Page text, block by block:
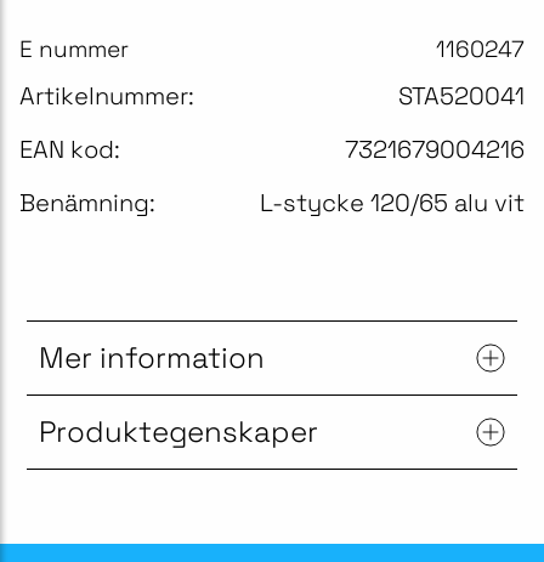
E nummer 1160247
Artikelnummer:
STA520041
EAN kod:
7321679004216
Benämning:
L-stycke 120/65 alu vit
Mer information
Produktegenskaper